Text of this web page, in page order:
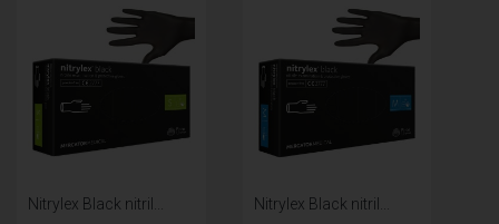
Nitrylex Black nitril... Nitrylex Black nitril...